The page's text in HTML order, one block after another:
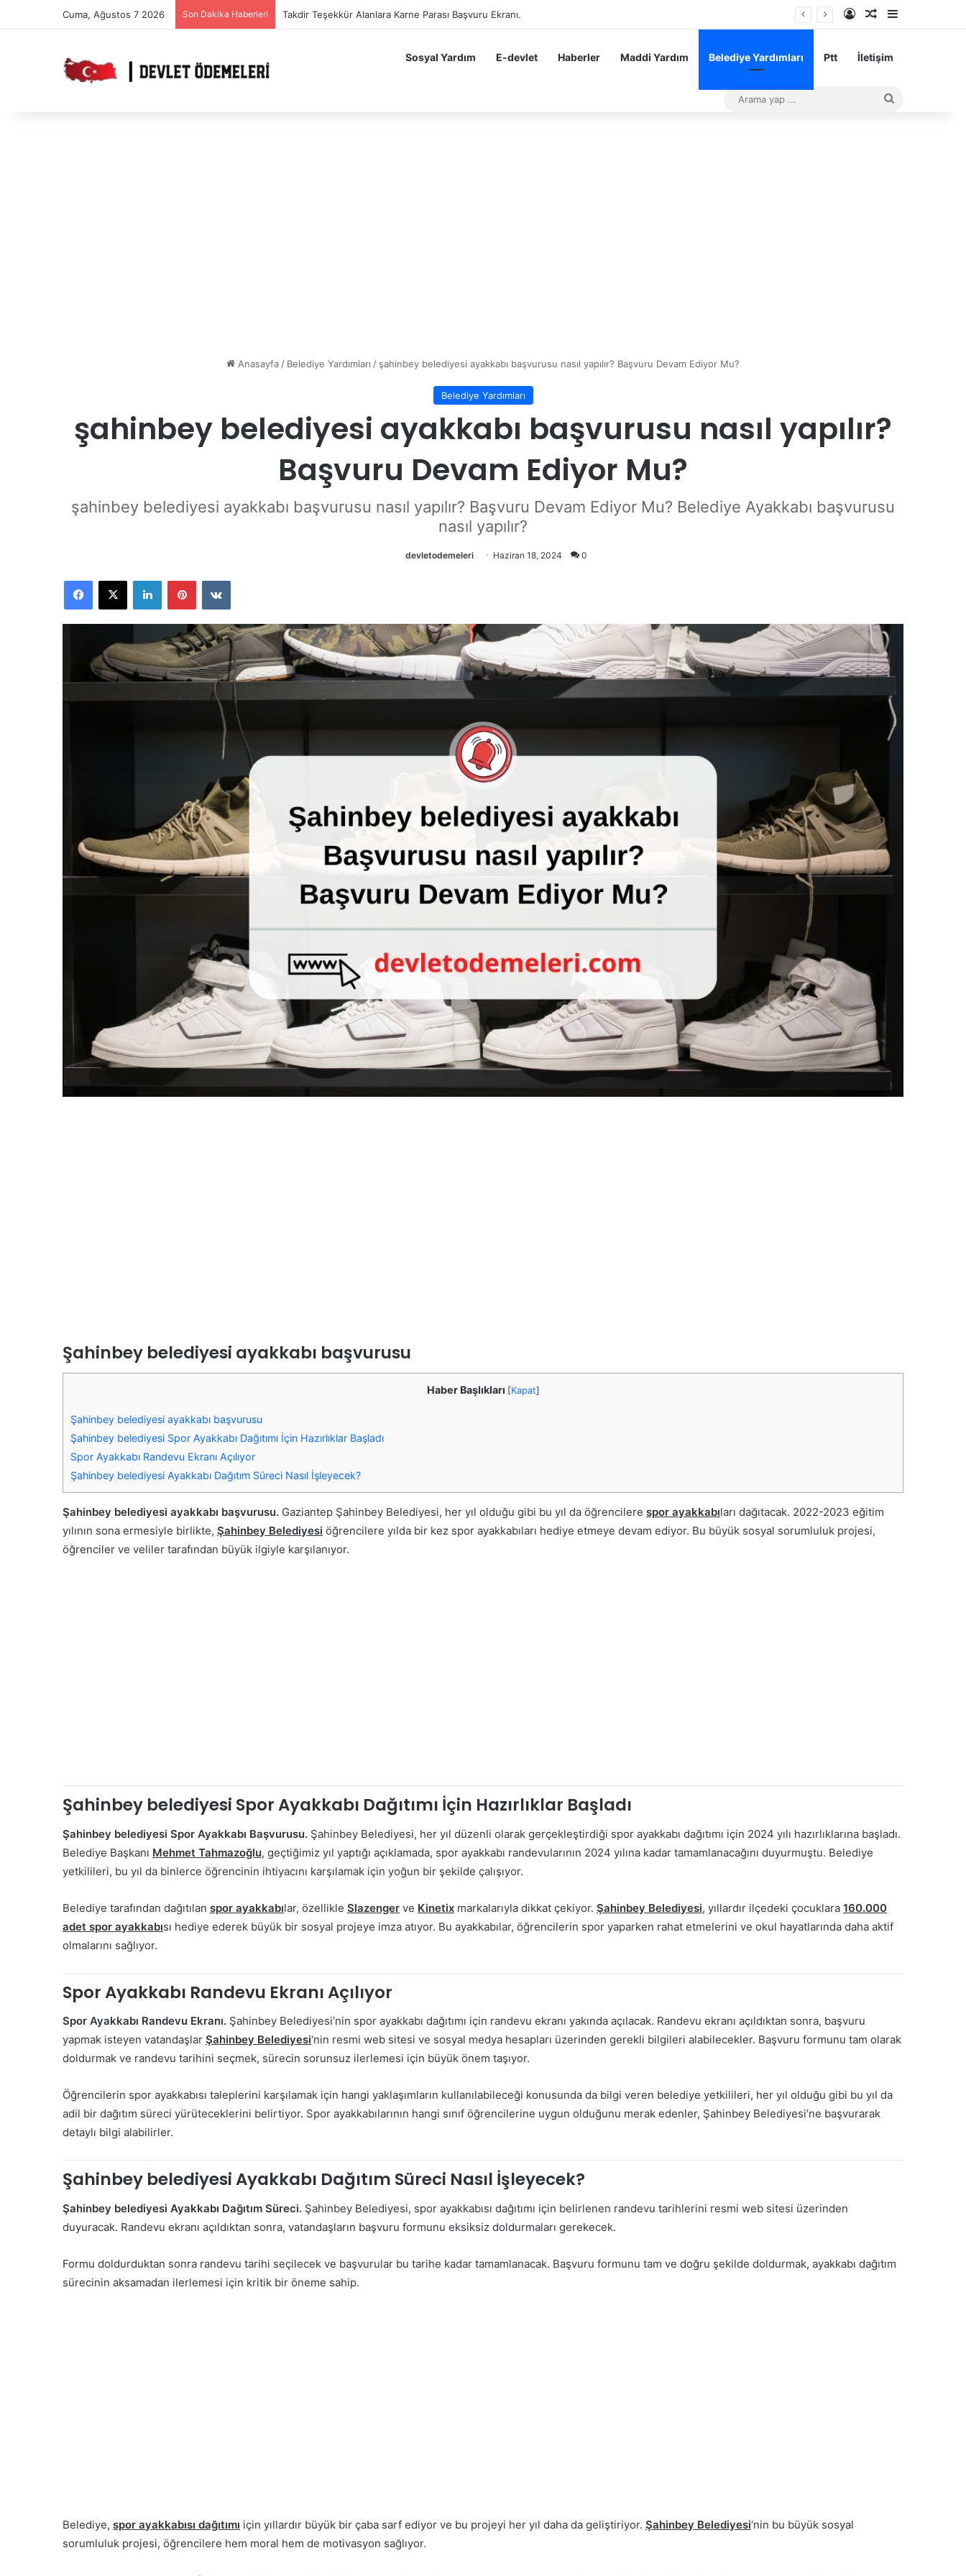
Cuma, Ağustos 7 2026 Son Dakika Haberleri Takdir Teşekkür Alan Öğrenciler Hemen Başvursun 10 BİN 200 TL Karne Parası Başarı Teşvik Ödemesi Kayıt OlRastgele Makale
Sosyal Yardım E-devlet Haberler Maddi Yardım Belediye Yardımları Ptt İletişim
Anasayfa / Belediye Yardımları / şahinbey belediyesi ayakkabı başvurusu nasıl yapılır? Başvuru Devam Ediyor Mu?
Belediye Yardımları
şahinbey belediyesi ayakkabı başvurusu nasıl yapılır?
Başvuru Devam Ediyor Mu?
şahinbey belediyesi ayakkabı başvurusu nasıl yapılır? Başvuru Devam Ediyor Mu? Belediye Ayakkabı başvurusu
nasıl yapılır?
devletodemeleri Haziran 18, 2024 0
Şahinbey belediyesi ayakkabı başvurusu
Haber Başlıkları [Kapat]
Şahinbey belediyesi ayakkabı başvurusu
Şahinbey belediyesi Spor Ayakkabı Dağıtımı İçin Hazırlıklar Başladı
Spor Ayakkabı Randevu Ekranı Açılıyor
Şahinbey belediyesi Ayakkabı Dağıtım Süreci Nasıl İşleyecek?
Şahinbey belediyesi ayakkabı başvurusu. Gaziantep Şahinbey Belediyesi, her yıl olduğu gibi bu yıl da öğrencilere spor ayakkabıları dağıtacak. 2022-2023 eğitim
yılının sona ermesiyle birlikte, Şahinbey Belediyesi öğrencilere yılda bir kez spor ayakkabıları hediye etmeye devam ediyor. Bu büyük sosyal sorumluluk projesi,
öğrenciler ve veliler tarafından büyük ilgiyle karşılanıyor.
Şahinbey belediyesi Spor Ayakkabı Dağıtımı İçin Hazırlıklar Başladı
Şahinbey belediyesi Spor Ayakkabı Başvurusu. Şahinbey Belediyesi, her yıl düzenli olarak gerçekleştirdiği spor ayakkabı dağıtımı için 2024 yılı hazırlıklarına başladı.
Belediye Başkanı Mehmet Tahmazoğlu, geçtiğimiz yıl yaptığı açıklamada, spor ayakkabı randevularının 2024 yılına kadar tamamlanacağını duyurmuştu. Belediye
yetkilileri, bu yıl da binlerce öğrencinin ihtiyacını karşılamak için yoğun bir şekilde çalışıyor.
Belediye tarafından dağıtılan spor ayakkabılar, özellikle Slazenger ve Kinetix markalarıyla dikkat çekiyor. Şahinbey Belediyesi, yıllardır ilçedeki çocuklara 160.000
adet spor ayakkabısı hediye ederek büyük bir sosyal projeye imza atıyor. Bu ayakkabılar, öğrencilerin spor yaparken rahat etmelerini ve okul hayatlarında daha aktif
olmalarını sağlıyor.
Spor Ayakkabı Randevu Ekranı Açılıyor
Spor Ayakkabı Randevu Ekranı. Şahinbey Belediyesi’nin spor ayakkabı dağıtımı için randevu ekranı yakında açılacak. Randevu ekranı açıldıktan sonra, başvuru
yapmak isteyen vatandaşlar Şahinbey Belediyesi‘nin resmi web sitesi ve sosyal medya hesapları üzerinden gerekli bilgileri alabilecekler. Başvuru formunu tam olarak
doldurmak ve randevu tarihini seçmek, sürecin sorunsuz ilerlemesi için büyük önem taşıyor.
Öğrencilerin spor ayakkabısı taleplerini karşılamak için hangi yaklaşımların kullanılabileceği konusunda da bilgi veren belediye yetkilileri, her yıl olduğu gibi bu yıl da
adil bir dağıtım süreci yürüteceklerini belirtiyor. Spor ayakkabılarının hangi sınıf öğrencilerine uygun olduğunu merak edenler, Şahinbey Belediyesi’ne başvurarak
detaylı bilgi alabilirler.
Şahinbey belediyesi Ayakkabı Dağıtım Süreci Nasıl İşleyecek?
Şahinbey belediyesi Ayakkabı Dağıtım Süreci. Şahinbey Belediyesi, spor ayakkabısı dağıtımı için belirlenen randevu tarihlerini resmi web sitesi üzerinden
duyuracak. Randevu ekranı açıldıktan sonra, vatandaşların başvuru formunu eksiksiz doldurmaları gerekecek.
Formu doldurduktan sonra randevu tarihi seçilecek ve başvurular bu tarihe kadar tamamlanacak. Başvuru formunu tam ve doğru şekilde doldurmak, ayakkabı dağıtım
sürecinin aksamadan ilerlemesi için kritik bir öneme sahip.
Belediye, spor ayakkabısı dağıtımı için yıllardır büyük bir çaba sarf ediyor ve bu projeyi her yıl daha da geliştiriyor. Şahinbey Belediyesi‘nin bu büyük sosyal
sorumluluk projesi, öğrencilere hem moral hem de motivasyon sağlıyor.